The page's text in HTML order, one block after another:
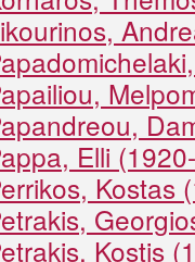
Elli
Kostas
Kostis